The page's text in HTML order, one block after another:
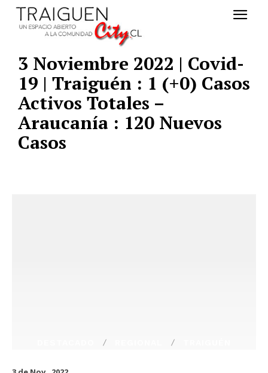
3 Noviembre 2022 | Covid-
19 | Traiguén : 1 (+0) Casos
Activos Totales –
Araucanía : 120 Nuevos
Casos